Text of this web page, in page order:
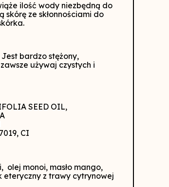
ilość wody niezbędną do
skórę ze skłonnościami do
bardzo stężony,
używaj czystych i
SEED OIL,
CI
olej monoi, masło mango,
eteryczny z trawy cytrynowej